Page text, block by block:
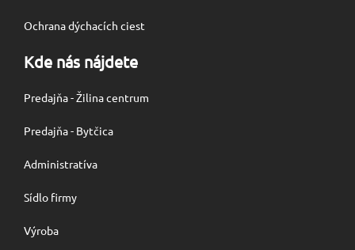
Ochrana dýchacích ciest
Kde nás nájdete
Predajňa - Žilina centrum
Predajňa - Bytčica
Administratíva
Sídlo firmy
Výroba